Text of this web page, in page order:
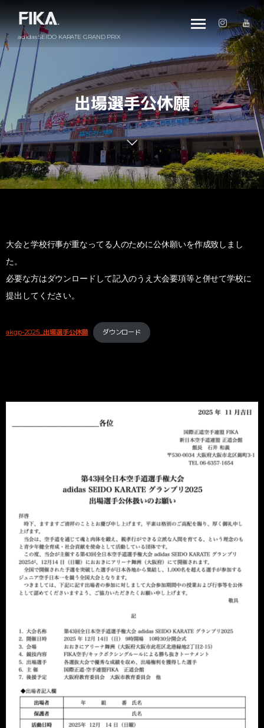
adidas SEIDO KARATE GRAND PRIX
出場選手公休願
大会と学校行事が重なってる人のために公休願いを作成致しまし
た。
必要な方はダウンロードして記入のうえ大会要項等と併せて学校に
提出してください。
akgp-2025_出場選手公休願 ダウンロード